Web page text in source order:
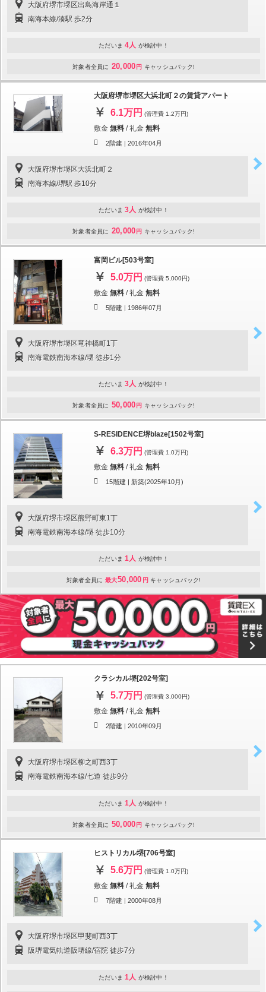
大阪府堺市堺区出島海岸通１
南海本線/湊駅 歩2分
ただいま 4人 が検討中！
対象者全員に 20,000 円 キャッシュバック!
大阪府堺市堺区大浜北町２の賃貸アパート
6.1万円 (管理費 1.2万円)
敷金 無料 /礼金 無料
2階建 | 2016年04月
大阪府堺市堺区大浜北町２
南海本線/堺駅 歩10分
ただいま 3人 が検討中！
対象者全員に 20,000 円 キャッシュバック!
富岡ビル[503号室]
5.0万円 (管理費 5,000円)
敷金 無料 /礼金 無料
5階建 | 1986年07月
大阪府堺市堺区竜神橋町1丁
南海電鉄南海本線/堺 徒歩1分
ただいま 3人 が検討中！
対象者全員に 50,000 円 キャッシュバック!
S-RESIDENCE堺blaze[1502号室]
6.3万円 (管理費 1.0万円)
敷金 無料 /礼金 無料
15階建 | 新築(2025年10月)
大阪府堺市堺区熊野町東1丁
南海電鉄南海本線/堺 徒歩10分
ただいま 1人 が検討中！
対象者全員に 最大50,000 円 キャッシュバック!
クラシカル堺[202号室]
5.7万円 (管理費 3,000円)
敷金 無料 /礼金 無料
2階建 | 2010年09月
大阪府堺市堺区柳之町西3丁
南海電鉄南海本線/七道 徒歩9分
ただいま 1人 が検討中！
対象者全員に 50,000 円 キャッシュバック!
ヒストリカル堺[706号室]
5.6万円 (管理費 1.0万円)
敷金 無料 /礼金 無料
7階建 | 2000年08月
大阪府堺市堺区甲斐町西3丁
阪堺電気軌道阪堺線/宿院 徒歩7分
ただいま 1人 が検討中！